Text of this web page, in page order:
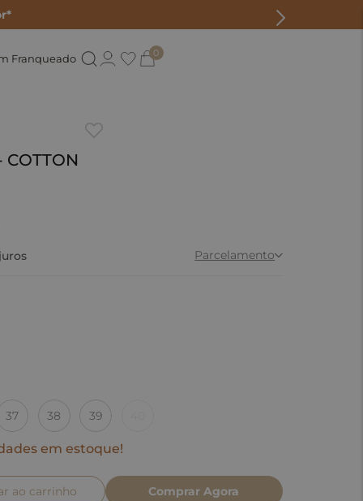
Franqueado 0
Parcelamento
37 38 39
em estoque!
ao carrinho Comprar Agora